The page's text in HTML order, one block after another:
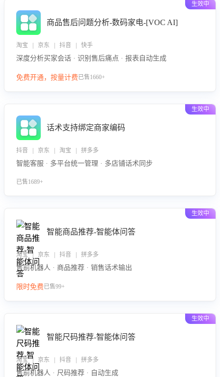
生效中
商品售后问题分析-数码家电-[VOC AI]
淘宝 | 京东 | 抖音 | 快手
深度分析买家会话 · 识别售后痛点 · 报表自动生成
免费开通，按量计费已售1660+
生效中
话术支持绑定商家编码
抖音 | 京东 | 淘宝 | 拼多多
智能客服 · 多平台统一管理 · 多店铺话术同步
已售1689+
生效中
智能商品推荐-智能体问答
淘宝 | 京东 | 抖音 | 拼多多
售前机器人 · 商品推荐 · 销售话术输出
限时免费已售99+
生效中
智能尺码推荐-智能体问答
淘宝 | 京东 | 抖音 | 拼多多
售前机器人 · 尺码推荐 · 自动生成